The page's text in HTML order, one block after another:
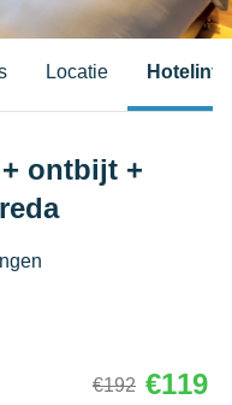
Locatie Hotelinfo
ontbijt +
€192 €119